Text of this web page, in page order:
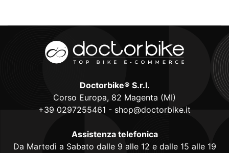
Doctorbike® S.r.l.
Corso Europa, 82 Magenta (MI)
+39 0297255461 - shop@doctorbike.it
Assistenza telefonica
Da Martedì a Sabato dalle 9 alle 12 e dalle 15 alle 19